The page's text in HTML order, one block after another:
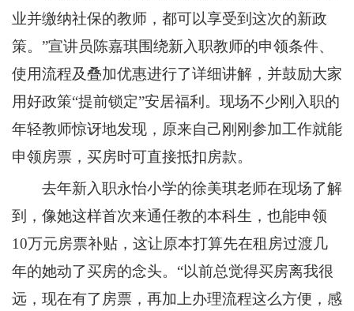
业并缴纳社保的教师，都可以享受到这次的新政
策。”宣讲员陈嘉琪围绕新入职教师的申领条件、
使用流程及叠加优惠进行了详细讲解，并鼓励大家
用好政策“提前锁定”安居福利。现场不少刚入职的
年轻教师惊讶地发现，原来自己刚刚参加工作就能
申领房票，买房时可直接抵扣房款。
去年新入职永怡小学的徐美琪老师在现场了解
到，像她这样首次来通任教的本科生，也能申领
10万元房票补贴，这让原本打算先在租房过渡几
年的她动了买房的念头。“以前总觉得买房离我很
远，现在有了房票，再加上办理流程这么方便，感